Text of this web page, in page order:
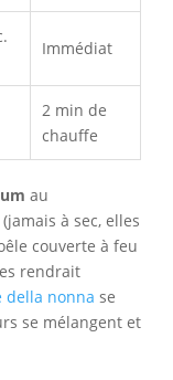
Immédiat
2 min de
chauffe
au
à sec, elles
couverte à feu
rendrait
della nonna se
se mélangent et